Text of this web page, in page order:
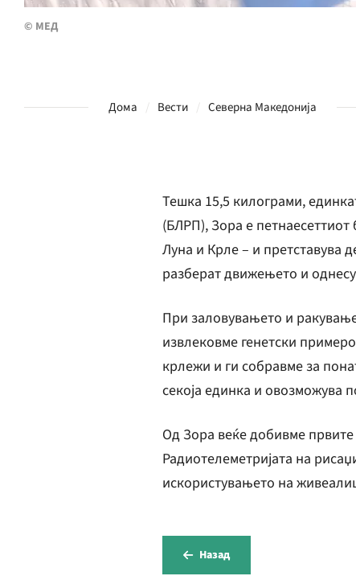
Дома Вести Северна Македонија
© МЕД
Тешка 15,5 килограми,
(БЛРП), Зора е
Луна и Крле – и претставува
разберат движењето и
При заловувањето и
извлековме генетски
крлежи и ги собравме за
секоја единка и овозможува
Од Зора веќе добивме
Радиотелеметријата на
искористувањето на
Назад